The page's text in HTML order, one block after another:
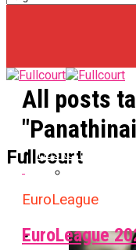
Fullcourt
Basketligaen
Officielt:
NBA
All posts
EuroLeague
EuroLeague